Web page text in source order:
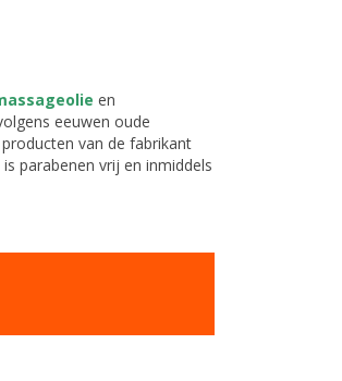
en
eeuwen oude
van de fabrikant
parabenen vrij en inmiddels